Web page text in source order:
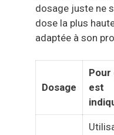
dosage juste ne
dose la plus
adaptée à son
Dosage
Pour
est